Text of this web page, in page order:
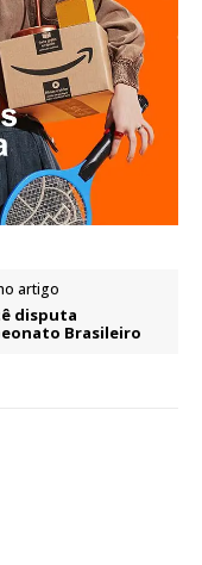
artigo
disputa
Brasileiro